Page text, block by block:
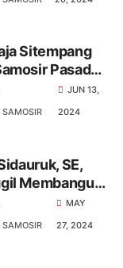
Sitempang
Pasada
SAMOSIR
JUN 13,
2024
SE,
Membangun
Samosir
SAMOSIR
MAY
27, 2024